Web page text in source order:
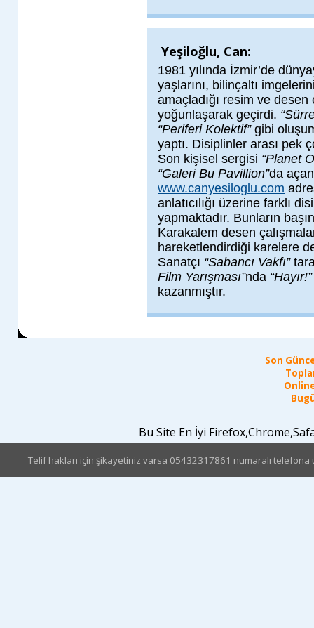
Yeşiloğlu, Can:
1981 yılında İzmir’de
yaşlarını, bilinçaltı
amaçladığı resim ve desen
yoğunlaşarak geçirdi.
“Periferi Kolektif”gibi
yaptı. Disiplinler arası pek
Son kişisel sergisi “Planet
“Galeri Bu Pavillion”da
www.canyesiloglu.com
anlatıcılığı üzerine farklı
yapmaktadır. Bunların
Karakalem desen
hareketlendirdiği karelere
Sanatçı “Sabancı Vakfı”
Film Yarışması”nda
kazanmıştır.
Son
Bu Site En İyi
Telif hakları için şikayetiniz varsa 05432317861 numaralı telefona